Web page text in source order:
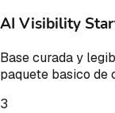
AI Visibility
Base curada y
paquete basico de
3